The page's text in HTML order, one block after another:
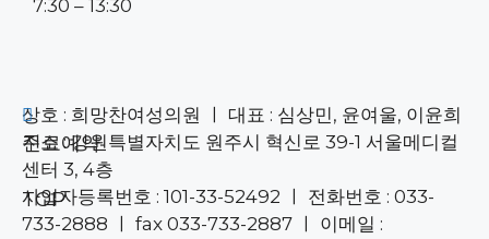
7:30 – 13:30
상호 : 희망찬여성의원 ㅣ 대표 : 심상민, 윤여울, 이윤희
주소 : 강원특별자치도 원주시 혁신로 39-1 서울메디컬
센터 3, 4층
사업자등록번호 : 101-33-52492 ㅣ 전화번호 : 033-
733-2888 ㅣ fax 033-733-2887 ㅣ 이메일 :
진료예약
TOP